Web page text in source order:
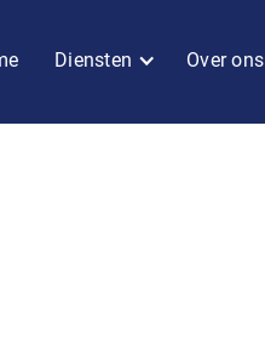
Diensten Over ons